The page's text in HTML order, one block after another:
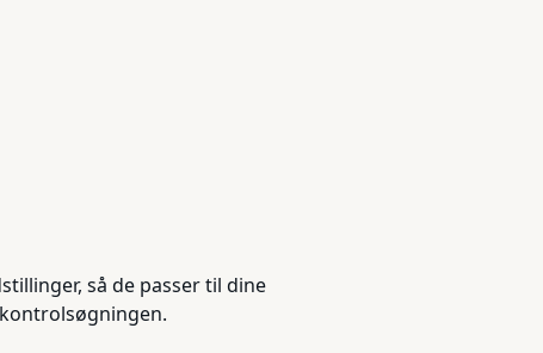
så de passer til dine